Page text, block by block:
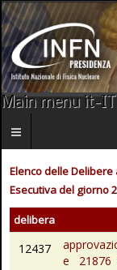
Main menu it-IT
Elenco delle
Esecutiva del giorno
delibera
12437
e 21876